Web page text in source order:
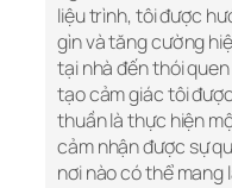
liệu trình, tôi được
gìn và tăng cường
tại nhà đến thói
tạo cảm giác tôi
thuần là thực hiện
cảm nhận được sự
nơi nào có thể mang